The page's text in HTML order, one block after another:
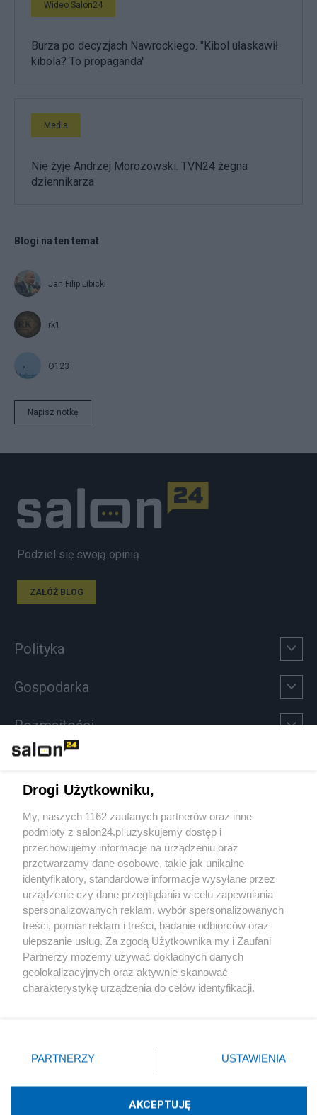
Wideo Salon24
Burza po decyzjach Nawrockiego. "Kibol ułaskawił
kibola? To propaganda"
Media
Nie żyje Andrzej Morozowski. TVN24 żegna
dziennikarza
Blogi na ten temat
Jan Filip Libicki
rk1
O123
Napisz notkę
Podziel się swoją opinią
ZAŁÓŻ BLOG
Polityka
Gospodarka
Rozmaitości
Sport
Społeczeństwo
Kultura
X Facebook Instagram Youtube
Drogi Użytkowniku,
My, naszych 1162 zaufanych partnerów oraz inne
podmioty z salon24.pl uzyskujemy dostęp i
przechowujemy informacje na urządzeniu oraz
przetwarzamy dane osobowe, takie jak unikalne
identyfikatory, standardowe informacje wysyłane przez
urządzenie czy dane przeglądania w celu zapewniania
spersonalizowanych reklam, wybór spersonalizowanych
treści, pomiar reklam i treści, badanie odbiorców oraz
ulepszanie usług. Za zgodą Użytkownika my i Zaufani
Partnerzy możemy używać dokładnych danych
geolokalizacyjnych oraz aktywnie skanować
charakterystykę urządzenia do celów identyfikacji.
zmienić/wycofać klikając przycisk ustawień prywatności
znajdujący się w lewym dolnym rogu strony
rodzaje przetwarzania danych nie wymagają zgody
użytkownika, ale masz prawo sprzeciwić się takiemu
PARTNERZY USTAWIENIA
AKCEPTUJĘ